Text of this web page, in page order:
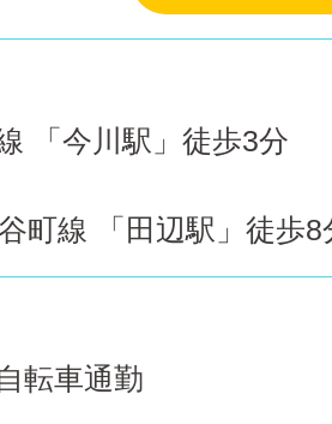
「今川駅」徒歩3分
町線 「田辺駅」徒歩8
転車通勤